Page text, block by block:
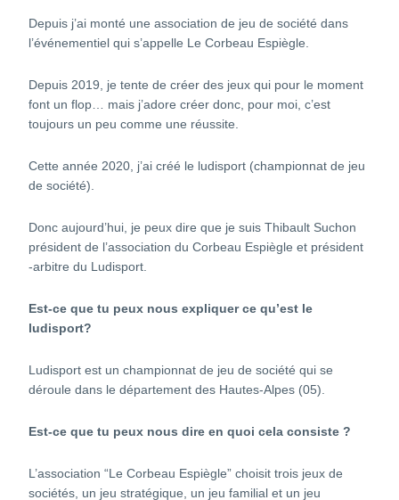
Depuis j’ai monté une association de jeu de société dans
l’événementiel qui s’appelle Le Corbeau Espiègle.
Depuis 2019, je tente de créer des jeux qui pour le moment
font un flop… mais j’adore créer donc, pour moi, c’est
toujours un peu comme une réussite.
Cette année 2020, j’ai créé le ludisport (championnat de jeu
de société).
Donc aujourd’hui, je peux dire que je suis Thibault Suchon
président de l’association du Corbeau Espiègle et président
-arbitre du Ludisport.
Est-ce que tu peux nous expliquer ce qu’est le
ludisport?
Ludisport est un championnat de jeu de société qui se
déroule dans le département des Hautes-Alpes (05).
Est-ce que tu peux nous dire en quoi cela consiste ?
L’association “Le Corbeau Espiègle” choisit trois jeux de
sociétés, un jeu stratégique, un jeu familial et un jeu